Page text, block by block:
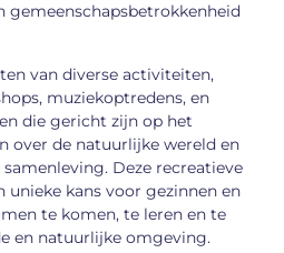
van diverse activiteiten,
muziekoptredens, en
die gericht zijn op het
over de natuurlijke wereld en
Deze recreatieve
unieke kans voor gezinnen en
te komen, te leren en te
en natuurlijke omgeving.